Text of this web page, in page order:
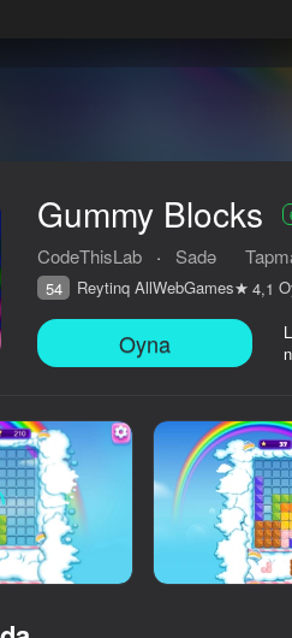
qiyməti
Gummy Blocks
CodeThisLab · Sadə
54 Reytinq AllWebGames 4,1
Oyna